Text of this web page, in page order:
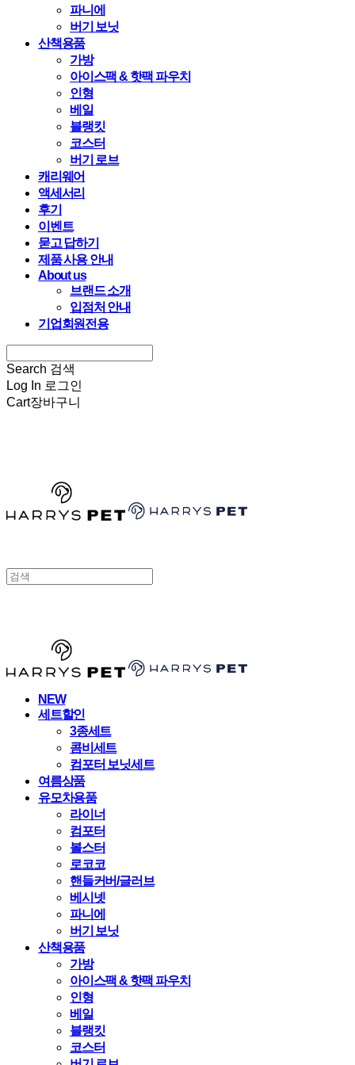
파니에
버기 보닛
산책용품
가방
아이스팩 & 핫팩 파우치
인형
베일
블랭킷
코스터
버기 로브
캐리웨어
액세서리
후기
이벤트
묻고 답하기
제품 사용 안내
About us
브랜드 소개
입점처 안내
기업회원전용
Search 검색
Log In 로그인
Cart장바구니
NEW
세트할인
3종세트
콤비세트
컴포터 보닛세트
여름상품
유모차용품
라이너
컴포터
볼스터
로코코
핸들커버/글러브
베시넷
파니에
버기 보닛
산책용품
가방
아이스팩 & 핫팩 파우치
인형
베일
블랭킷
코스터